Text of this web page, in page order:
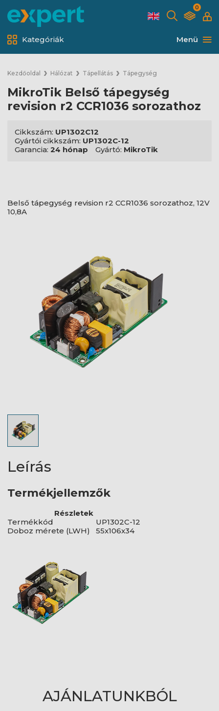
0
Menü
Kategóriák
Kezdőoldal Hálózat Tápellátás Tápegység
MikroTik Belső tápegység
revision r2 CCR1036 sorozathoz
Cikkszám: UP1302C12
Gyártói cikkszám: UP1302C-12
Garancia: 24 hónap Gyártó: MikroTik
Belső tápegység revision r2 CCR1036 sorozathoz, 12V
10,8A
Leírás
Termékjellemzők
Részletek
Termékkód
UP1302C-12
Doboz mérete (LWH) 55x106x34
AJÁNLATUNKBÓL